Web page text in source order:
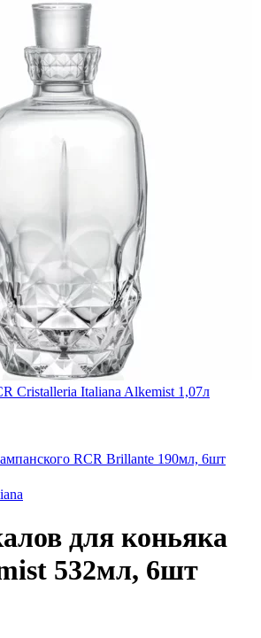
Cristalleria Italiana Alkemist 1,07л
RCR Brillante 190мл, 6шт
для коньяка
532мл, 6шт